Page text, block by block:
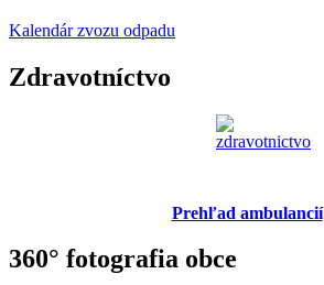
Kalendár zvozu odpadu
Zdravotníctvo
Prehľad ambulancií
360° fotografia obce